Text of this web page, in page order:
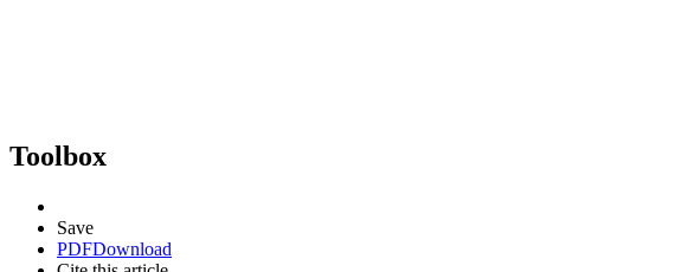
Toolbox
Save
PDFDownload